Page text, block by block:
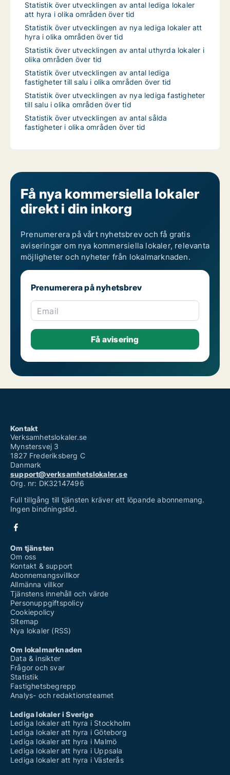
Statistik över utvecklingen av antal lediga lokaler
att hyra i olika områden över tid
Statistik över utvecklingen av nya lediga lokaler att
hyra i olika områden över tid
Statistik över utvecklingen av antal uthyrda lokaler i
olika områden över tid
Statistik över utvecklingen av antal lediga
fastigheter till salu i olika områden över tid
Statistik över utvecklingen av nya lediga fastigheter
till salu i olika områden över tid
Statistik över utvecklingen av antal sålda
fastigheter i olika områden över tid
Få nya kommersiella lokaler
direkt i din inkorg
Prenumerera på vårt nyhetsbrev och få gratis
aviseringar om nya kommersiella lokaler, relevanta
möjligheter och nyheter från lokalmarknaden.
Prenumerera på nyhetsbrev
Email
Kontakt
Verksamhetslokaler.se
Mynstersvej 3
1827 Frederiksberg C
Danmark
support@verksamhetslokaler.se
Org. nr: DK32147496
Full tillgång till tjänsten kräver ett löpande abonnemang.
Ingen bindningstid.
Om tjänsten
Om oss
Kontakt & support
Abonnemangsvillkor
Allmänna villkor
Tjänstens innehåll och värde
Personuppgiftspolicy
Cookiepolicy
Sitemap
Nya lokaler (RSS)
Om lokalmarknaden
Data & insikter
Frågor och svar
Statistik
Fastighetsbegrepp
Analys- och redaktionsteamet
Lediga lokaler i Sverige
Lediga lokaler att hyra i Stockholm
Lediga lokaler att hyra i Göteborg
Lediga lokaler att hyra i Malmö
Lediga lokaler att hyra i Uppsala
Lediga lokaler att hyra i Västerås